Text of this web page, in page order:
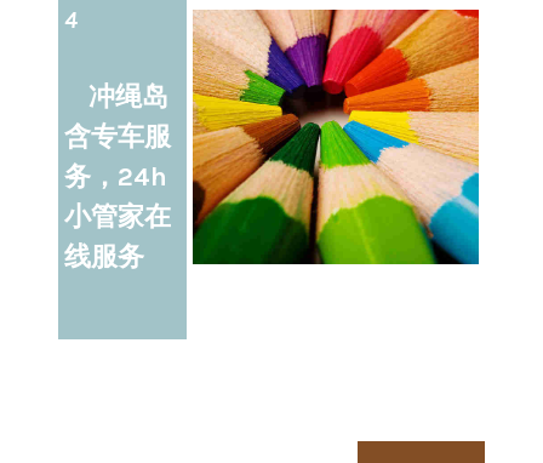
4
冲绳岛
含专车服
务，24h
小管家在
线服务